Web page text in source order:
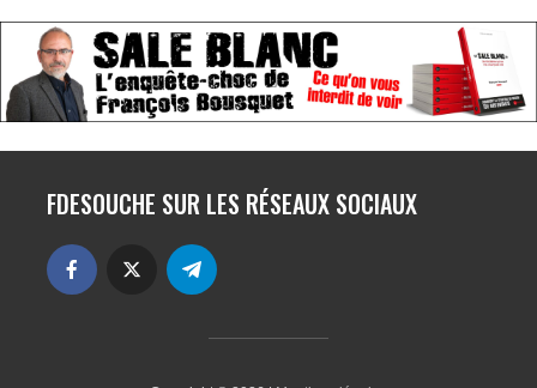
FDESOUCHE SUR LES RÉSEAUX SOCIAUX